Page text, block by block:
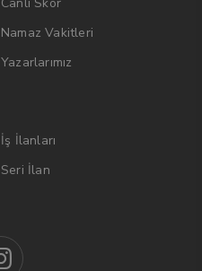
Namaz Vakitleri
Yazarlarımız
İş İlanları
Seri İlan